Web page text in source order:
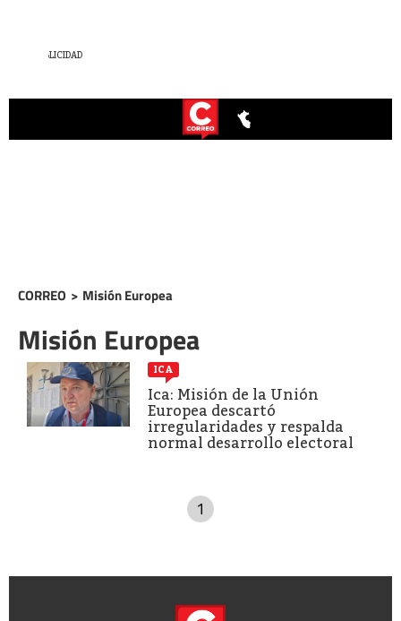
CORREO > Misión Europea
Misión Europea
ICA
Ica: Misión de la Unión
Europea descartó
irregularidades y respalda
normal desarrollo electoral
1